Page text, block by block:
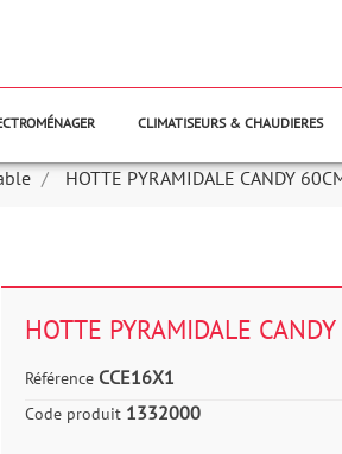
CLIMATISEURS & CHAUDIERES
HOTTE PYRAMIDALE CANDY
HOTTE PYRAMIDALE
Référence CCE16X1
Code produit 1332000